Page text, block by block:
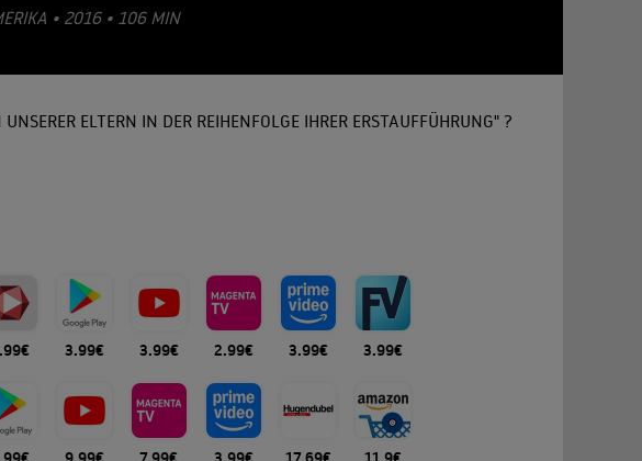
• 2016 • 106 MIN
ELTERN IN DER REIHENFOLGE IHRER ERSTAUFFÜHRUNG" ?
3.99€ 3.99€ 2.99€ 3.99€ 3.99€